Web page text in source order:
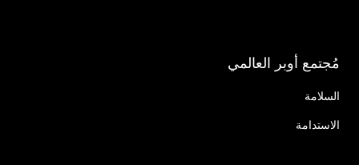
مُجتمع أوبر العالمي
السلامة
الاستدامة